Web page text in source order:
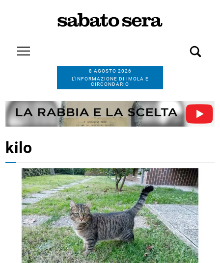
8 AGOSTO 2026
L’INFORMAZIONE DI IMOLA E
CIRCONDARIO
kilo